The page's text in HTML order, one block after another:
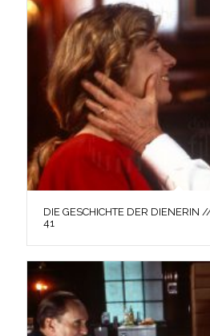
DIE GESCHICHTE DER
41